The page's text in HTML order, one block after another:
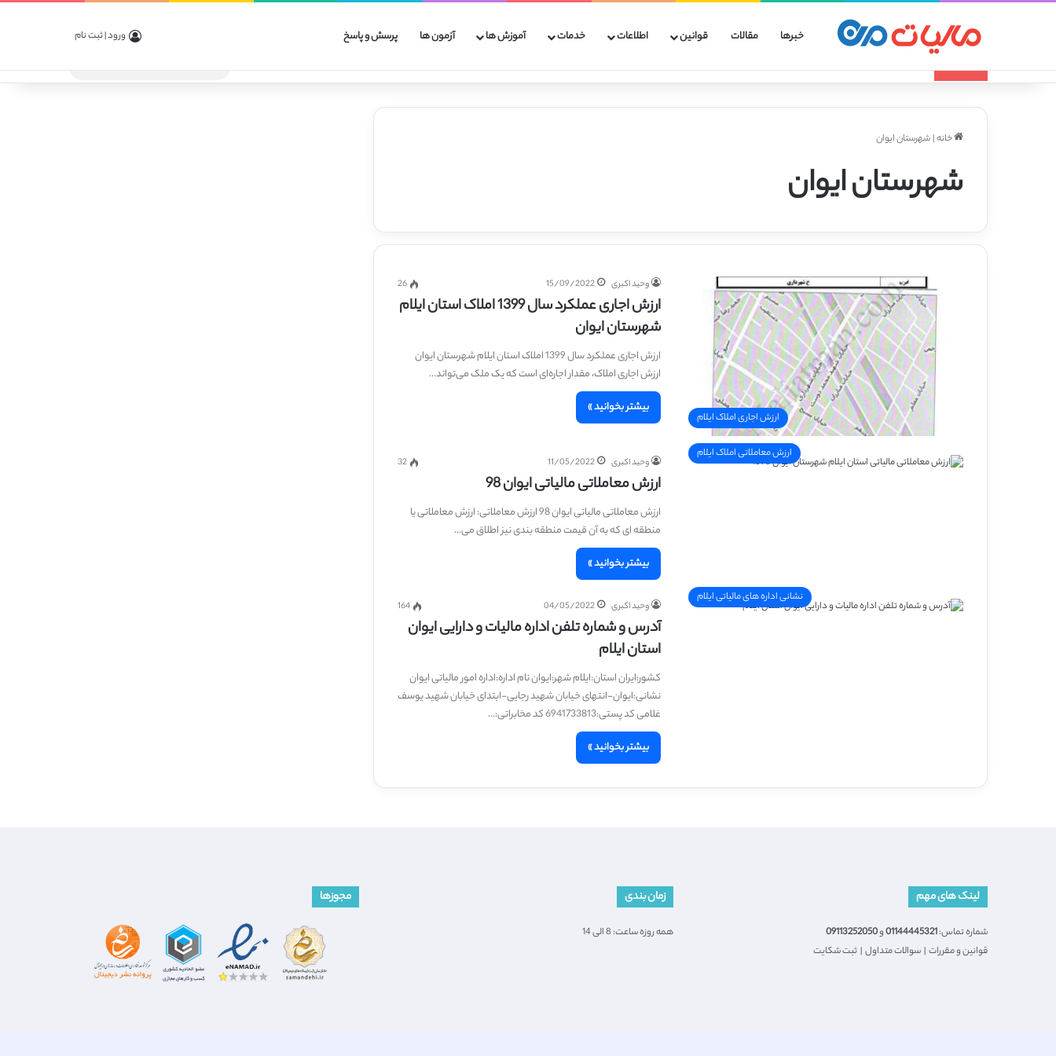
خبرها مقالات قوانین اطلاعات خدمات آموزش ها آزمون ها پرسش و پاسخ ورود | ثبت نام
خانه|شهرستان ایوان
شهرستان ایوان
ارزش اجاری املاک ایلام
وحید اکبری 15/09/2022
26
ارزش اجاری عملکرد سال 1399 املاک استان ایلام
شهرستان ایوان
ارزش اجاری عملکرد سال 1399 املاک استان ایلام شهرستان ایوان
ارزش اجاری املاک، مقدار اجاره‌ای است که یک ملک می‌تواند…
بیشتر بخوانید »
ارزش معاملاتی املاک ایلام
وحید اکبری 11/05/2022
32
ارزش معاملاتی مالیاتی ایوان 98
ارزش معاملاتی مالیاتی ایوان 98 ارزش معاملاتی: ارزش معاملاتی یا
منطقه ای که به آن قیمت منطقه بندی نیز اطلاق می…
بیشتر بخوانید »
نشانی اداره های مالیاتی ایلام
وحید اکبری 04/05/2022
164
آدرس و شماره تلفن اداره مالیات و دارایی ایوان
استان ایلام
کشور:ایران استان:ایلام شهر:ایوان نام اداره:اداره امور مالیاتی ایوان
نشانی:ایوان-انتهای خیابان شهید رجایی-ابتدای خیابان شهید یوسف
غلامی کد پستی:6941733813 کد مخابراتی:…
بیشتر بخوانید »
لینک های مهم
شماره تماس:01144445321و09113252050
قوانین و مقررات | سوالات متداول | ثبت شکایت
زمان بندی
همه روزه ساعت: 8 الی 14
مجوزها